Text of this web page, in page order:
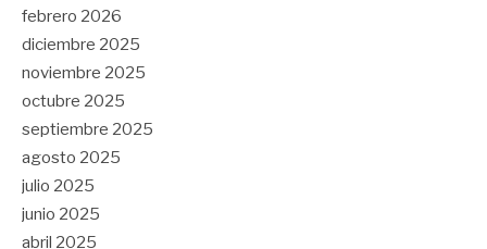
febrero 2026
diciembre 2025
noviembre 2025
octubre 2025
septiembre 2025
agosto 2025
julio 2025
junio 2025
abril 2025